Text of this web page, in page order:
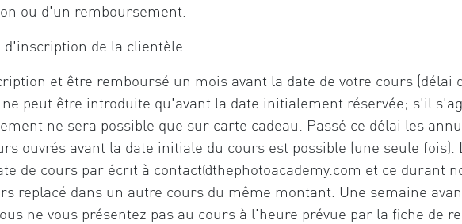
ou d'un remboursement.
de la clientèle
et être remboursé un mois avant la date de votre cours
peut être introduite qu'avant la date initialement réservée; s'il
ne sera possible que sur carte cadeau. Passé ce délai les
ouvrés avant la date initiale du cours est possible (une seule
de cours par écrit à contact@thephotoacademy.com et ce durant
replacé dans un autre cours du même montant. Une semaine
ne vous présentez pas au cours à l'heure prévue par la fiche de